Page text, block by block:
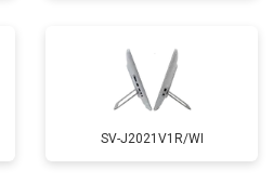
SV-J2021V1R/WI